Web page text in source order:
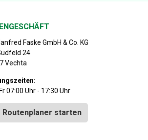
Faske GmbH & Co. KG
24
Vechta
07:00 Uhr - 17:30 Uhr
Routenplaner starten